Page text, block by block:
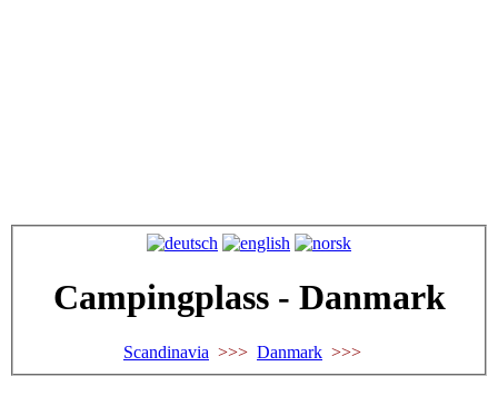
Campingplass - Danmark
Scandinavia >>> Danmark